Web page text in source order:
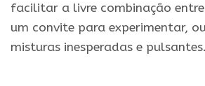
facilitar a livre combinação
um convite para experimentar,
misturas inesperadas e pulsantes.